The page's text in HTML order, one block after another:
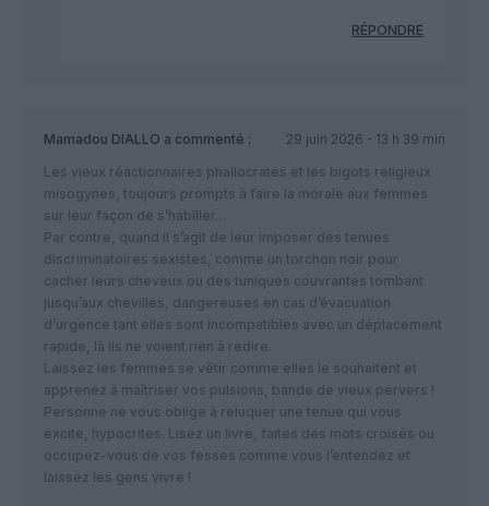
RÉPONDRE
Mamadou DIALLO a commenté :
29 juin 2026 - 13 h 39 min
Les vieux réactionnaires phallocrates et les bigots religieux
misogynes, toujours prompts à faire la morale aux femmes
sur leur façon de s’habiller…
Par contre, quand il s’agit de leur imposer des tenues
discriminatoires sexistes, comme un torchon noir pour
cacher leurs cheveux ou des tuniques couvrantes tombant
jusqu’aux chevilles, dangereuses en cas d’évacuation
d’urgence tant elles sont incompatibles avec un déplacement
rapide, là ils ne voient rien à redire.
Laissez les femmes se vêtir comme elles le souhaitent et
apprenez à maîtriser vos pulsions, bande de vieux pervers !
Personne ne vous oblige à reluquer une tenue qui vous
excite, hypocrites. Lisez un livre, faites des mots croisés ou
occupez-vous de vos fesses comme vous l’entendez et
laissez les gens vivre !